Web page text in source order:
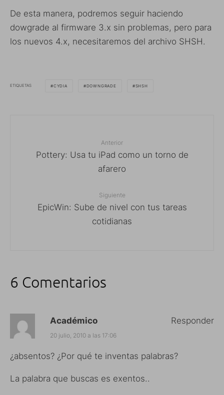
De esta manera, podremos seguir haciendo
dowgrade al firmware 3.x sin problemas, pero para
los nuevos 4.x, necesitaremos del archivo SHSH.
ETIQUETAS CYDIA DOWNGRADE SHSH
Anterior
Pottery: Usa tu iPad como un torno de
afarero
Siguiente
EpicWin: Sube de nivel con tus tareas
cotidianas
6 Comentarios
Académico
20 julio, 2010 a las 17:06
¿absentos? ¿Por qué te inventas palabras?
La palabra que buscas es exentos..
Responder